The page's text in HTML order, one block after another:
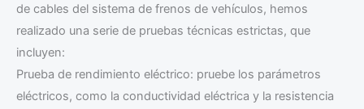
de cables del sistema de frenos de vehículos, hemos
realizado una serie de pruebas técnicas estrictas, que
incluyen:
Prueba de rendimiento eléctrico: pruebe los parámetros
eléctricos, como la conductividad eléctrica y la resistencia